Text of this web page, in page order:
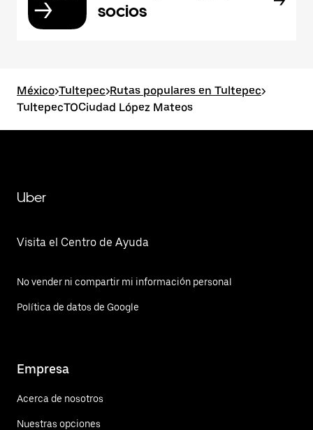
socios
México>Tultepec>Rutas populares en Tultepec>
TultepecTOCiudad López Mateos
Uber
Visita el Centro de Ayuda
No vender ni compartir mi información personal
Política de datos de Google
Empresa
Acerca de nosotros
Nuestras opciones